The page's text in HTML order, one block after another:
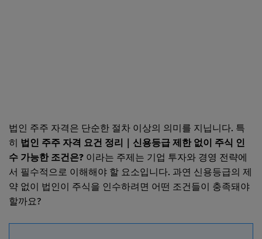
법인 주주 자격은 단순한 절차 이상의 의미를 지닙니다. 특
히 법인 주주 자격 요건 정리｜신용등급 제한 없이 주식 인
수 가능한 조건은? 이라는 주제는 기업 투자와 경영 전략에
서 필수적으로 이해해야 할 요소입니다. 과연 신용등급의 제
약 없이 법인이 주식을 인수하려면 어떤 조건들이 충족돼야
할까요?